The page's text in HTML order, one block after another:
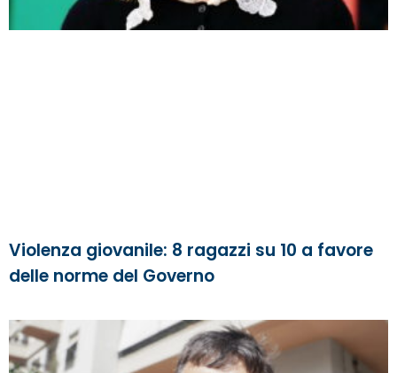
Violenza giovanile: 8 ragazzi su 10 a favore
delle norme del Governo